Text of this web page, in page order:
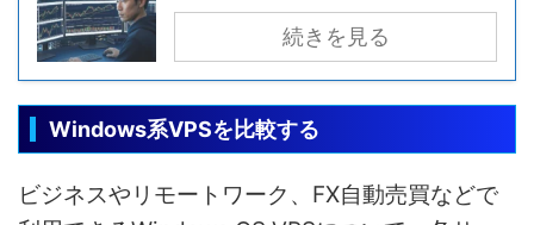
続きを見る
Windows系VPSを比較する
ビジネスやリモートワーク、FX自動売買などで